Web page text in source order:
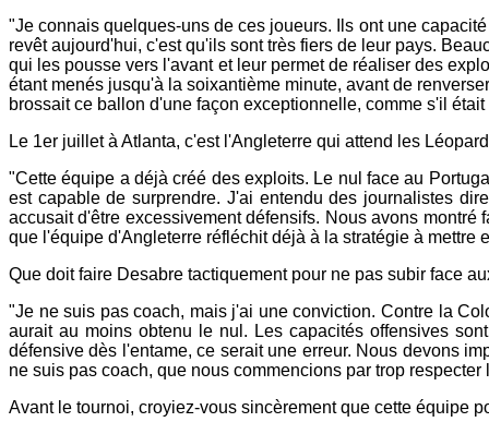
"Je connais quelques-uns de ces joueurs. Ils ont une
revêt aujourd'hui, c'est qu'ils sont très fiers de leur pays.
qui les pousse vers l'avant et leur permet de réaliser des
étant menés jusqu'à la soixantième minute, avant de
brossait ce ballon d'une façon exceptionnelle, comme s'il
Le 1er juillet à Atlanta, c'est l'Angleterre qui attend les
"Cette équipe a déjà créé des exploits. Le nul face au
est capable de surprendre. J'ai entendu des journalistes
accusait d'être excessivement défensifs. Nous avons
que l'équipe d'Angleterre réfléchit déjà à la stratégie à mettre
Que doit faire Desabre tactiquement pour ne pas subir face
"Je ne suis pas coach, mais j'ai une conviction. Contre la
aurait au moins obtenu le nul. Les capacités offensives
défensive dès l'entame, ce serait une erreur. Nous devons
ne suis pas coach, que nous commencions par trop
Avant le tournoi, croyiez-vous sincèrement que cette équipe